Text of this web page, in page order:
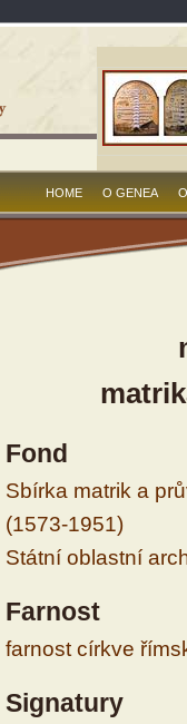
HOME O GENEA
Fond
Sbírka matrik a
(1573-1951)
Státní oblastní
Farnost
farnost církve
Signatury